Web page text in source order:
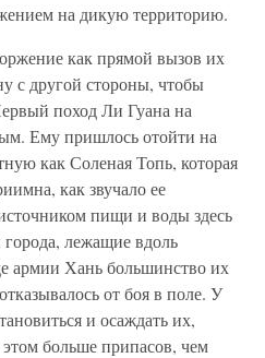
на дикую территорию.
как прямой вызов их
с другой стороны, чтобы
поход Ли Гуана на
Ему пришлось отойти на
как Соленая Топь, которая
как звучало ее
пищи и воды здесь
лежащие вдоль
армии Хань большинство их
от боя в поле. У
и осаждать их,
больше припасов, чем